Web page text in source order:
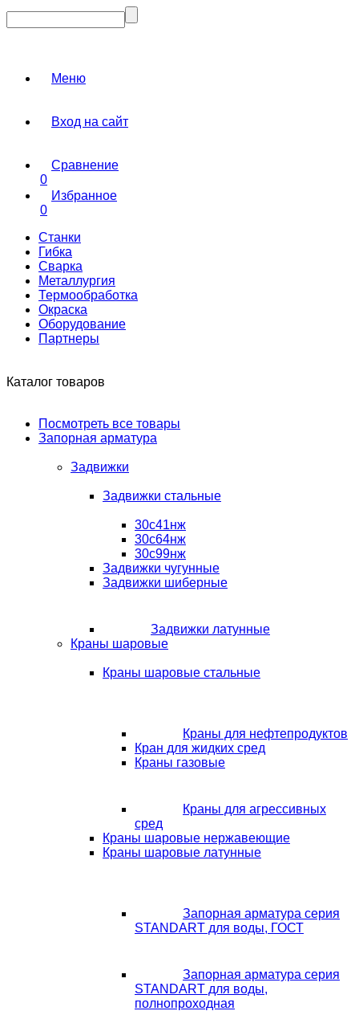
Меню
Вход на сайт
Сравнение
0
Избранное
0
Станки
Гибка
Сварка
Металлургия
Термообработка
Окраска
Оборудование
Партнеры
Каталог товаров
Посмотреть все товары
Запорная арматура
Задвижки
Задвижки стальные
30с41нж
30с64нж
30с99нж
Задвижки чугунные
Задвижки шиберные
Задвижки латунные
Краны шаровые
Краны шаровые стальные
Краны для нефтепродуктов
Кран для жидких сред
Краны газовые
Краны для агрессивных
сред
Краны шаровые нержавеющие
Краны шаровые латунные
Запорная арматура серия
STANDART для воды, ГОСТ
Запорная арматура серия
STANDART для воды,
полнопроходная